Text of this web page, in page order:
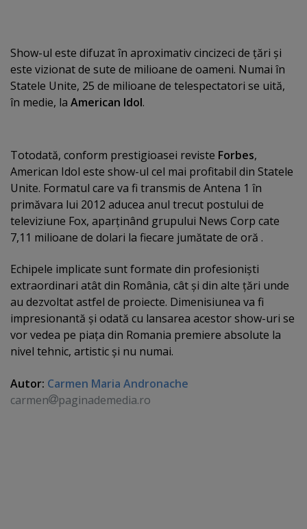
Show-ul este difuzat în aproximativ cincizeci de ţări şi
este vizionat de sute de milioane de oameni. Numai în
Statele Unite, 25 de milioane de telespectatori se uită,
în medie, la American Idol.
Totodată, conform prestigioasei reviste Forbes,
American Idol este show-ul cel mai profitabil din Statele
Unite. Formatul care va fi transmis de Antena 1 în
primăvara lui 2012 aducea anul trecut postului de
televiziune Fox, aparţinând grupului News Corp cate
7,11 milioane de dolari la fiecare jumătate de oră .
Echipele implicate sunt formate din profesionişti
extraordinari atât din România, cât şi din alte ţări unde
au dezvoltat astfel de proiecte. Dimenisiunea va fi
impresionantă şi odată cu lansarea acestor show-uri se
vor vedea pe piaţa din Romania premiere absolute la
nivel tehnic, artistic şi nu numai.
Autor: Carmen Maria Andronache
carmen
paginademedia.ro